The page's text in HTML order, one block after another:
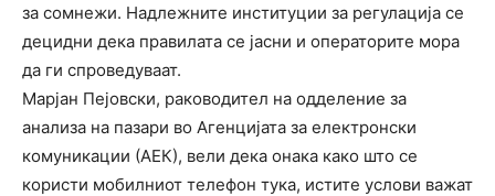
за сомнежи. Надлежните институции за регулација се
децидни дека правилата се јасни и операторите мора
да ги спроведуваат.
Марјан Пејовски, раководител на одделение за
анализа на пазари во Агенцијата за електронски
комуникации (АЕК), вели дека онака како што се
користи мобилниот телефон тука, истите услови важат